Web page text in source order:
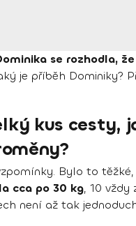
se rozhodla,
je příběh Dominiky?
kus
Bylo to
cca po 30 kg, 10 vždy
není až tak